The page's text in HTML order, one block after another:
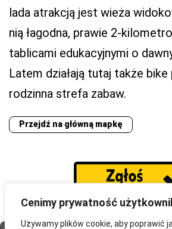
Cenimy prywatność
Używamy plików cookie, aby poprawić
lada atrakcją jest wieża
nią łagodna, prawie 2-
tablicami edukacyjnymi o
Latem działają tutaj także bike
rodzinna strefa zabaw.
Przejdź na główną mapkę